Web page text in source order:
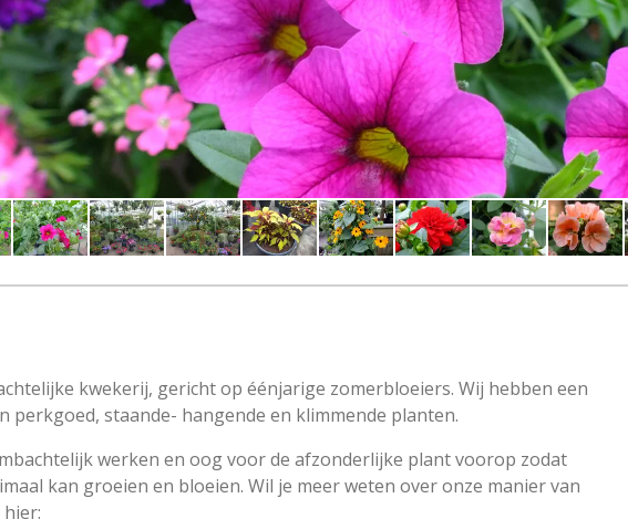
kwekerij, gericht op éénjarige zomerbloeiers. Wij hebben een
perkgoed, staande- hangende en klimmende planten.
werken en oog voor de afzonderlijke plant voorop zodat
kan groeien en bloeien. Wil je meer weten over onze manier van